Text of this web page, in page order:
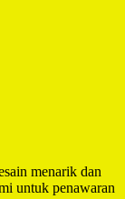
menarik dan
untuk penawaran